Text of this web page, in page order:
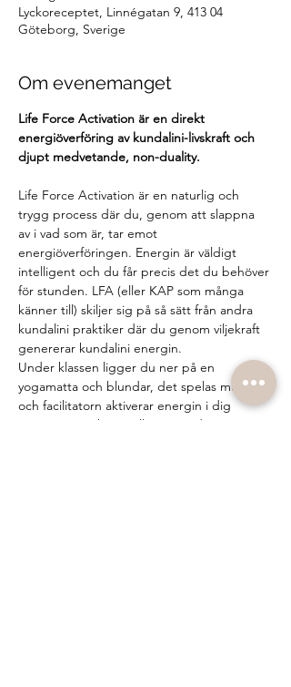
Lyckoreceptet, Linnégatan 9, 413 04
Göteborg, Sverige
Om evenemanget
Life Force Activation är en direkt
energiöverföring av kundalini-livskraft och
djupt medvetande, non-duality.
Life Force Activation är en naturlig och
trygg process där du, genom att slappna
av i vad som är, tar emot
energiöverföringen. Energin är väldigt
intelligent och du får precis det du behöver
för stunden. LFA (eller KAP som många
känner till) skiljer sig på så sätt från andra
kundalini praktiker där du genom viljekraft
genererar kundalini energin.
Under klassen ligger du ner på en
yogamatta och blundar, det spelas musik
och facilitatorn aktiverar energin i dig
genom att peka på eller röra vid vissa